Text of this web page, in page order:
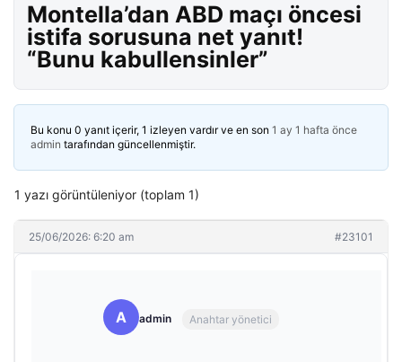
Montella’dan ABD maçı öncesi
istifa sorusuna net yanıt!
“Bunu kabullensinler”
Bu konu 0 yanıt içerir, 1 izleyen vardır ve en son 1 ay 1 hafta önce
admin tarafından güncellenmiştir.
1 yazı görüntüleniyor (toplam 1)
25/06/2026: 6:20 am #23101
A admin Anahtar yönetici